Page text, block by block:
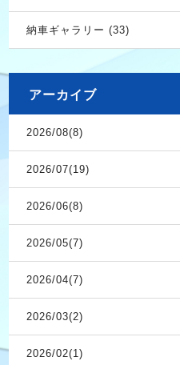
納車ギャラリー (33)
アーカイブ
2026/08(8)
2026/07(19)
2026/06(8)
2026/05(7)
2026/04(7)
2026/03(2)
2026/02(1)